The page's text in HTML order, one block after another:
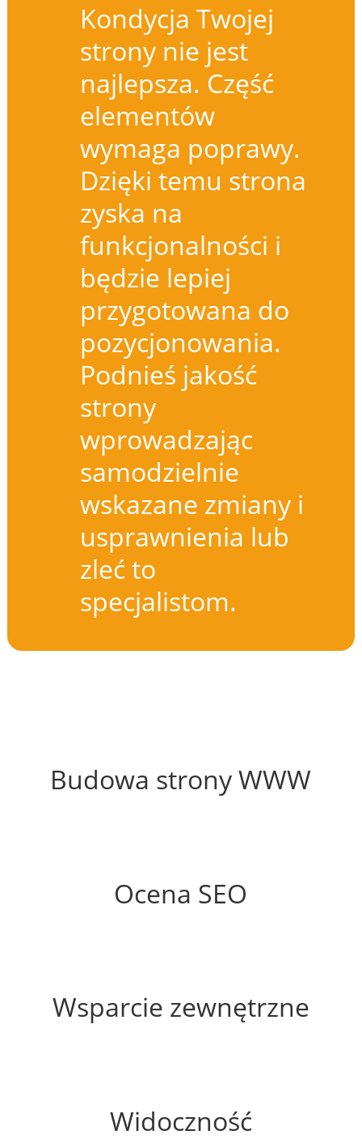
Kondycja Twojej
strony nie jest
najlepsza. Część
elementów
wymaga poprawy.
Dzięki temu strona
zyska na
funkcjonalności i
będzie lepiej
przygotowana do
pozycjonowania.
Podnieś jakość
strony
wprowadzając
samodzielnie
wskazane zmiany i
usprawnienia lub
zleć to
specjalistom.
Budowa strony WWW
Ocena SEO
Wsparcie zewnętrzne
Widoczność